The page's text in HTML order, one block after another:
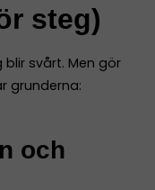
steg)
svårt. Men gör
grunderna:
och